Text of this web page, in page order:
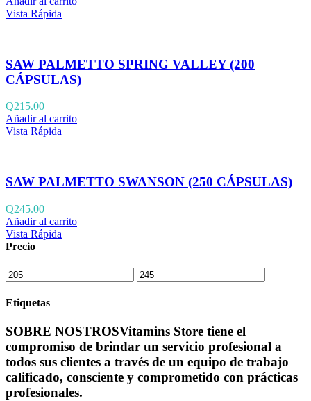
Vista Rápida
SAW PALMETTO SPRING VALLEY (200
CÁPSULAS)
Q215.00
Añadir al carrito
Vista Rápida
SAW PALMETTO SWANSON (250 CÁPSULAS)
Q245.00
Añadir al carrito
Vista Rápida
Precio
Etiquetas
SOBRE NOSTROSVitamins Store tiene el
compromiso de brindar un servicio profesional a
todos sus clientes a través de un equipo de trabajo
calificado, consciente y comprometido con prácticas
profesionales.